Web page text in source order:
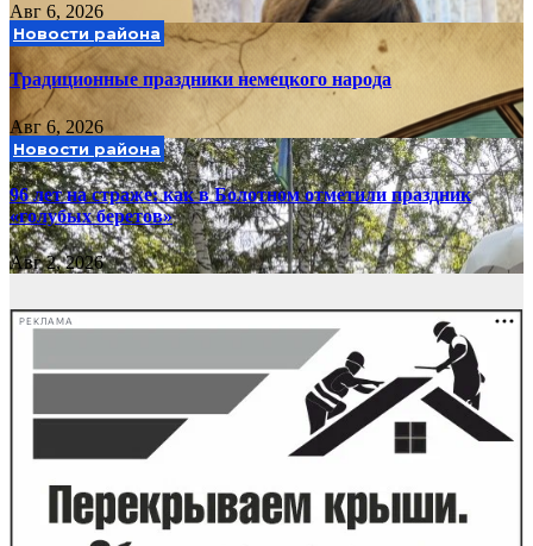
Авг 6, 2026
Новости района
Традиционные праздники немецкого народа
Авг 6, 2026
Новости района
96 лет на страже: как в Болотном отметили праздник
«голубых беретов»
Авг 2, 2026
РЕКЛАМА